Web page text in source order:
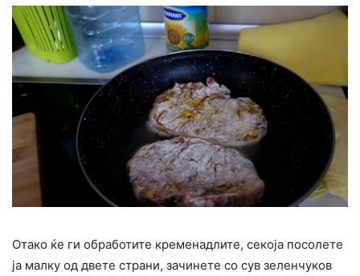
Отако ќе ги обработите кременадлите, секоја посолете
ја малку од двете страни, зачинете со сув зеленчуков